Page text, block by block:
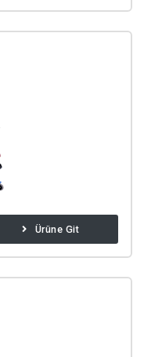
Ürüne Git